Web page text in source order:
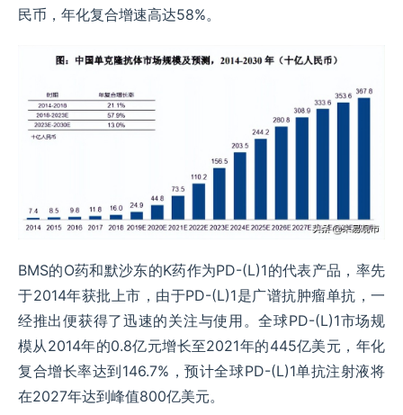
民币，年化复合增速高达58%。
BMS的O药和默沙东的K药作为PD-(L)1的代表产品，率先
于2014年获批上市，由于PD-(L)1是广谱抗肿瘤单抗，一
经推出便获得了迅速的关注与使用。全球PD-(L)1市场规
模从2014年的0.8亿元增长至2021年的445亿美元，年化
复合增长率达到146.7%，预计全球PD-(L)1单抗注射液将
在2027年达到峰值800亿美元。